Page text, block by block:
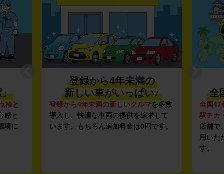
」
検と
感と
境に
登録から4年未満の
新しい車がいっぱい♪
登録から4年未満の新しいクルマを多数
導入し、快適な車両の提供を追求して
います。もちろん追加料金は0円です。
全
全国47
駅チカ
店舗で
用いた
す。